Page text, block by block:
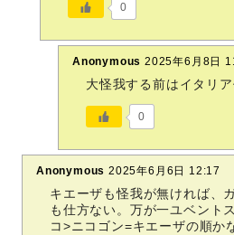
0
Anonymous 2025年6月8日
大怪我する前はイタリ
0
Anonymous 2025年6月6日 12:17
キエーザも怪我が無ければ、
も仕方ない。万が一ユベント
コ>ニコゴン=キエーザの順か